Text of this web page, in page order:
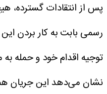
پس از انتقادات گسترده،
رسمی بابت به کار بردن
توجیه اقدام خود و حمله به
نشان می‌دهد این جریان